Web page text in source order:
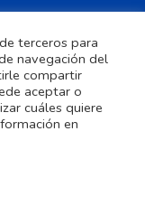
terceros para
navegación del
compartir
aceptar o
cuáles quiere
en